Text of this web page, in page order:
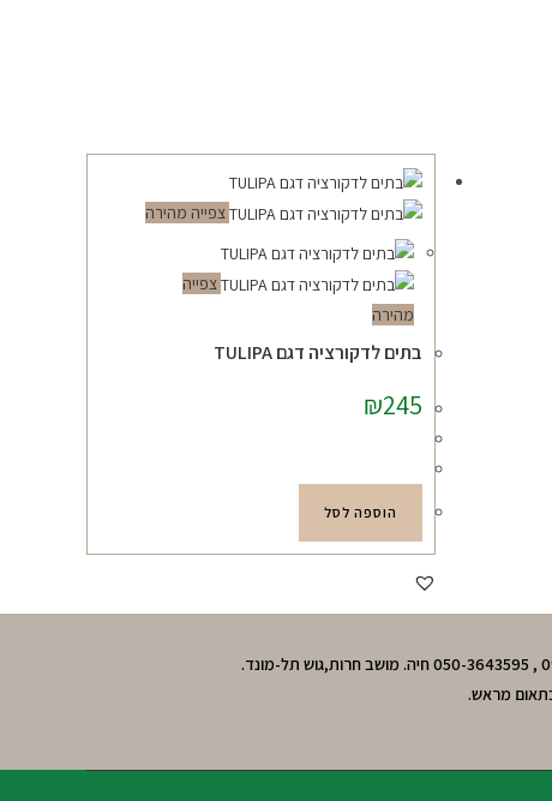
צפייה מהירה
צפייה
מהירה
בתים לדקורציה דגם TULIPA
₪245
הוספה לסל
בתאום מראש.